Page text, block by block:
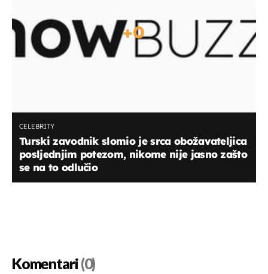
+0
CELEBRITY
Turski zavodnik slomio je srca obožavateljica
posljednjim potezom, nikome nije jasno zašto
se na to odlučio
Komentari(0)